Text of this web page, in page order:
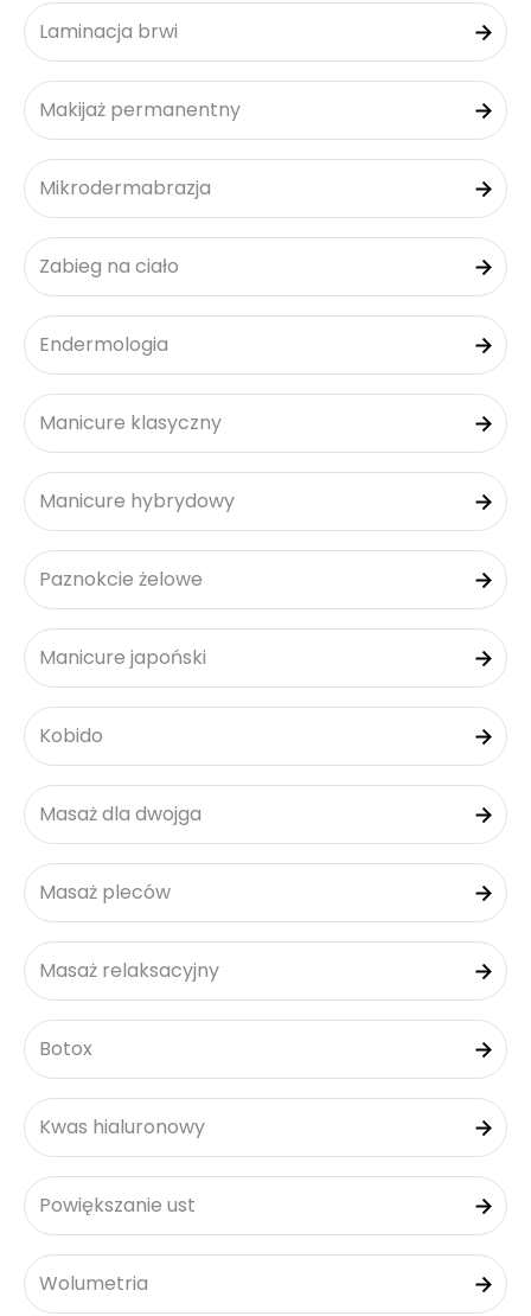
Laminacja brwi
Makijaż permanentny
Mikrodermabrazja
Zabieg na ciało
Endermologia
Manicure klasyczny
Manicure hybrydowy
Paznokcie żelowe
Manicure japoński
Kobido
Masaż dla dwojga
Masaż pleców
Masaż relaksacyjny
Botox
Kwas hialuronowy
Powiększanie ust
Wolumetria